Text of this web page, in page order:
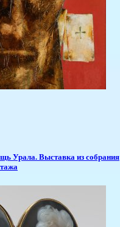
Урала. Выставка из собрания